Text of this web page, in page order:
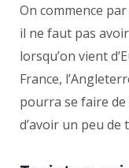
On commence
il ne faut pas
lorsqu’on vient
France,
pourra se faire
d’avoir un peu de